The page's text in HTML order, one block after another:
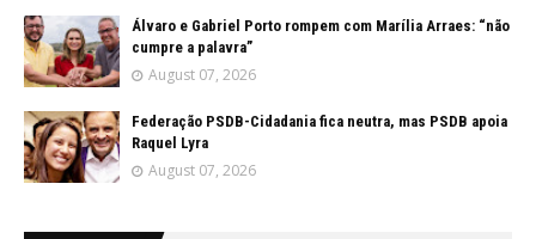
Álvaro e Gabriel Porto rompem com Marília Arraes: “não
cumpre a palavra”
August 07, 2026
Federação PSDB-Cidadania fica neutra, mas PSDB apoia
Raquel Lyra
August 07, 2026